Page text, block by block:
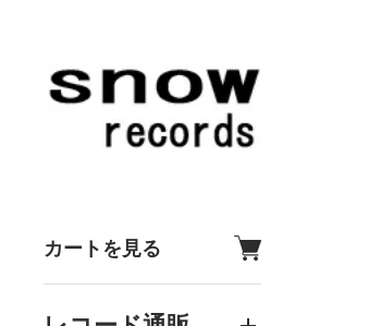
カートを見る